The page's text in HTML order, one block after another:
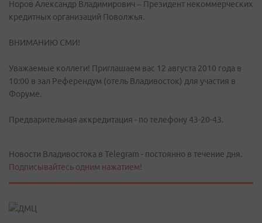
Норов Александр Владимирович – Президент некоммерческих
кредитных организаций Поволжья.
ВНИМАНИЮ СМИ!
Уважаемые коллеги! Приглашаем вас 12 августа 2010 года в
10:00 в зал Референдум (отель Владивосток) для участия в
Форуме.
Предварительная аккредитация - по телефону 43-20-43.
Новости Владивостока в Telegram - постоянно в течение дня.
Подписывайтесь одним нажатием!